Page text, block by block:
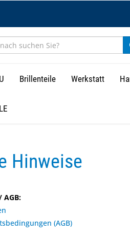
Brillenteile Werkstatt
Hinweise
AGB:
(AGB)